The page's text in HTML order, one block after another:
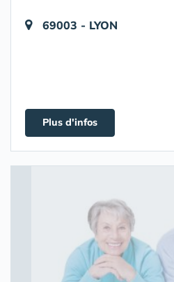
69003 - LYON
Plus d'infos